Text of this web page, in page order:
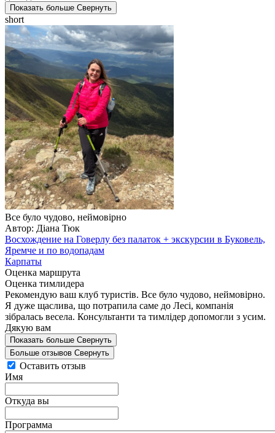
Показать больше Свернуть
short
Все було чудово, неймовірно
Автор: Діана Тюк
Восхождение на Говерлу без палаток + экскурсии в Буковель,
Яремче и по водопадам
Карпаты
Оценка маршрута
Оценка тимлидера
Рекомендую ваш клуб туристів. Все було чудово, неймовірно.
Я дуже щаслива, що потрапила саме до Лесі, компанія
зібралась весела. Консультанти та тимлідер допомогли з усим.
Дякую вам
Показать больше Свернуть
Больше отзывов Свернуть
Оставить отзыв
Имя
Откуда вы
Программа